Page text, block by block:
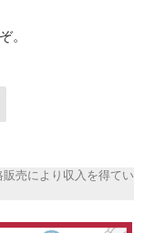
。
売により収入を得てい